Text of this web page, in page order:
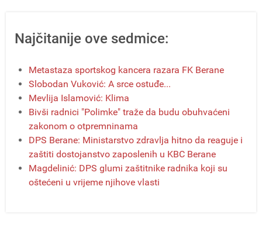
Najčitanije ove sedmice:
Metastaza sportskog kancera razara FK Berane
Slobodan Vuković: A srce ostuđe...
Mevlija Islamović: Klima
Bivši radnici "Polimke" traže da budu obuhvaćeni
zakonom o otpremninama
DPS Berane: Ministarstvo zdravlja hitno da reaguje i
zaštiti dostojanstvo zaposlenih u KBC Berane
Magdelinić: DPS glumi zaštitnike radnika koji su
oštećeni u vrijeme njihove vlasti